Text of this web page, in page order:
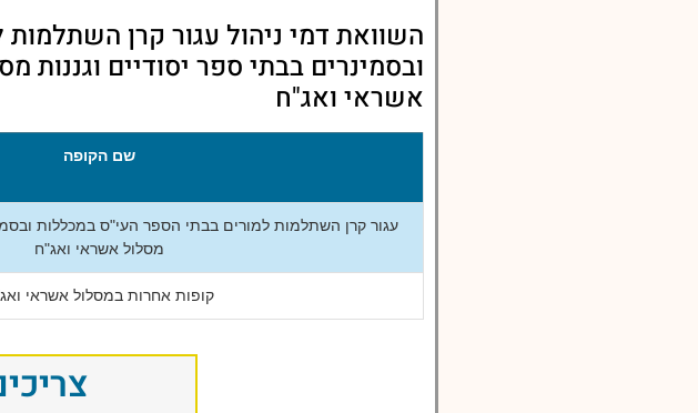
השוואת דמי ניהול עגור קרן
ובסמינרים בבתי ספר יסודיים וגננות
אשראי ואג"ח
שם הקופה
עגור קרן השתלמות למורים בבתי הספר העי"ס במכללות
מסלול אשראי ואג"ח
קופות אחרות במסלול אשראי